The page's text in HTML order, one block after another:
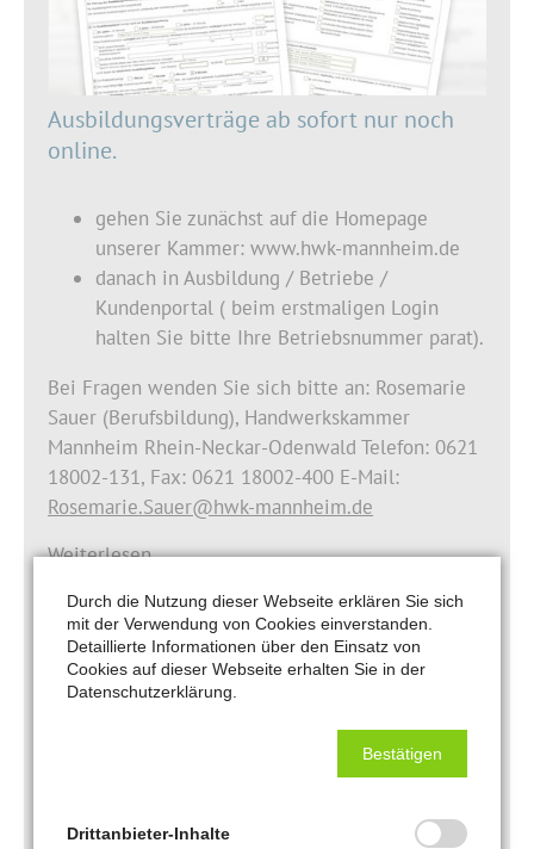
Ausbildungsverträge ab sofort nur noch
online.
gehen Sie zunächst auf die Homepage
unserer Kammer: www.hwk-mannheim.de
danach in Ausbildung / Betriebe /
Kundenportal ( beim erstmaligen Login
halten Sie bitte Ihre Betriebsnummer parat).
Bei Fragen wenden Sie sich bitte an: Rosemarie
Sauer (Berufsbildung), Handwerkskammer
Mannheim Rhein-Neckar-Odenwald Telefon: 0621
18002-131, Fax: 0621 18002-400 E-Mail:
Rosemarie.Sauer@hwk-mannheim.de
Weiterlesen …
06.08.2024
Tipps für Azubis und Ausbildungsbetriebe:
So gelingt ein guter Start in die Lehrzeit
Handwerkskammer in Mannheim berichtet einen
Monat vor dem Start ins Ausbildungsjahr von
Durch die Nutzung dieser Webseite erklären Sie sich
mit der Verwendung von Cookies einverstanden.
Detaillierte Informationen über den Einsatz von
Cookies auf dieser Webseite erhalten Sie in der
Datenschutzerklärung.
Bestätigen
Drittanbieter-Inhalte